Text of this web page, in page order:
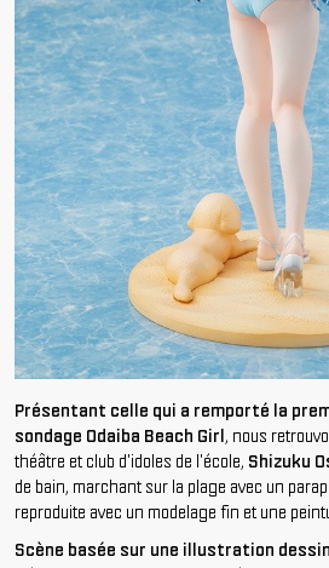
Présentant celle qui a remporté la
sondage Odaiba Beach Girl , nous
théâtre et club d'idoles de l'école, Shizuku
de bain, marchant sur la plage avec un
reproduite avec un modelage fin et une
Scène basée sur une illustration